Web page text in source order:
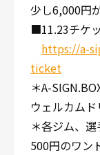
少し6,000円
■11.23チケ
https://a-
ticket
＊A-
ウェルカムド
＊各ジム、
500円のワン